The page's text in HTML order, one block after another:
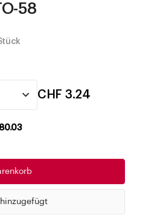
Zu den Merklisten
58
CHF 3.24